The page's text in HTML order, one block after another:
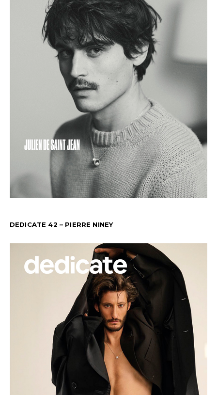
DEDICATE 42 – PIERRE NINEY